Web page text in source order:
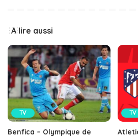
A lire aussi
TV
Benfica – Olympique de
TV